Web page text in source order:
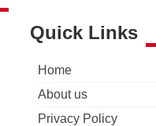
Quick Links
Home
About us
Privacy Policy